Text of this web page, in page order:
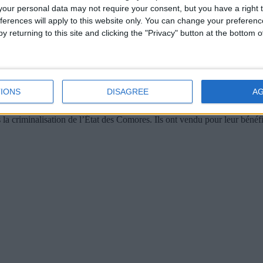
personal data may not require your consent, but you have a right
will apply to this website only. You can change your
returning to this site and clicking the "Privacy" button at the bottom
DISAGREE
d’organiser une cérémonie pour le lancement officiel de la
la criminalisation de l’État des Comores
de l’État des Comores. Ils ont vendu pour leur